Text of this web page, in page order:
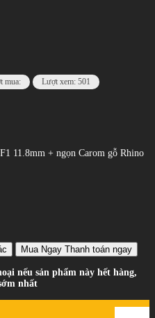
mua: Lượt xem: 501
11.8mm + ngọn Carom gỗ Rhino
Mua Ngay Thanh toán ngay
nếu sản phẩm này hết hàng,
nhất